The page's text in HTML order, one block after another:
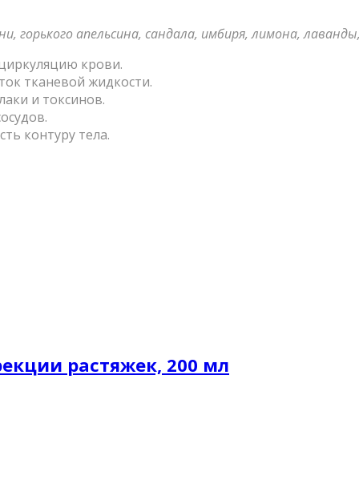
горького апельсина, сандала, имбиря, лимона,
крови.
тканевой жидкости.
и токсинов.
контуру тела.
растяжек, 200 мл